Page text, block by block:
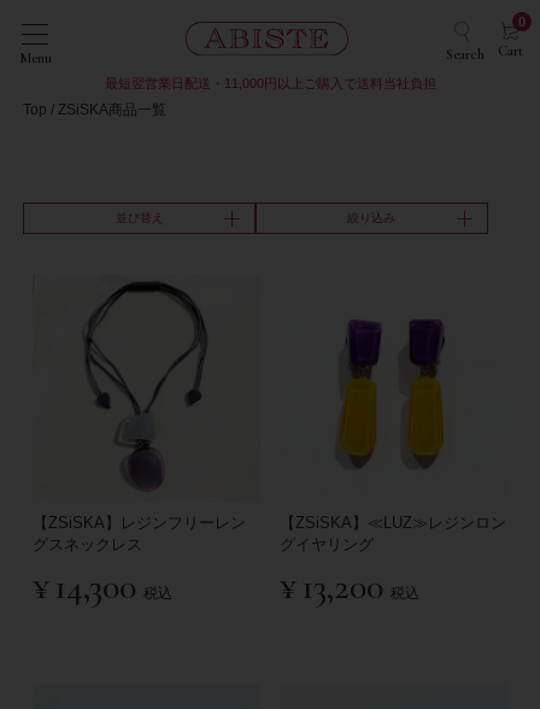
Menu Search Cart
0
最短翌営業日配送・11,000円以上ご購入で送料当社負担
Top ZSiSKA商品一覧
並び替え 絞り込み
【ZSiSKA】レジンフリーレン
グスネックレス
¥ 14,300 税込
【ZSiSKA】≪LUZ≫レジンロン
グイヤリング
¥ 13,200 税込